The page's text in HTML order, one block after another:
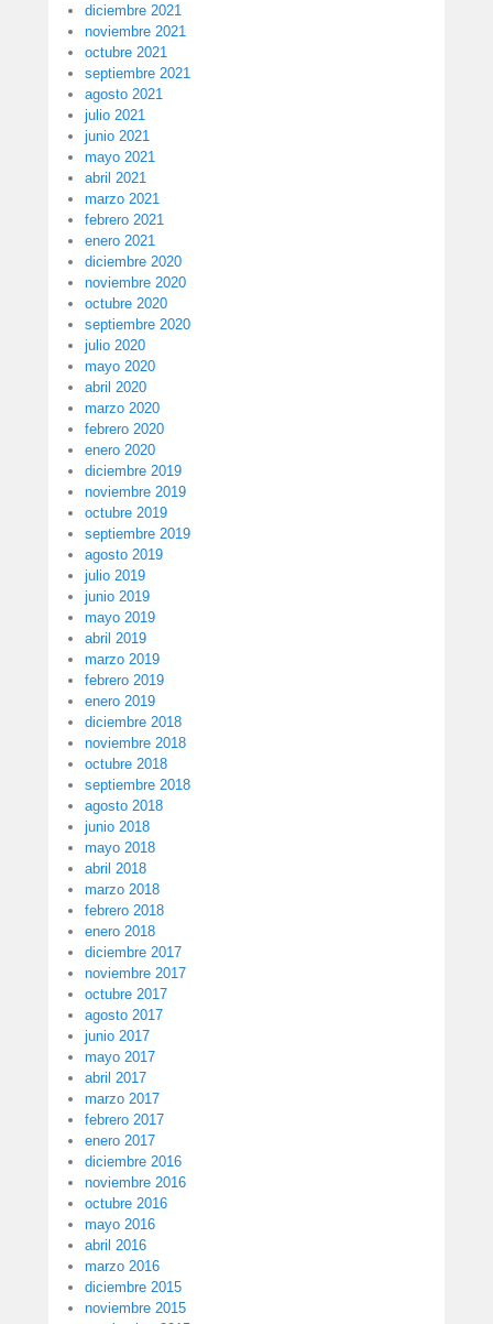
diciembre 2021
noviembre 2021
octubre 2021
septiembre 2021
agosto 2021
julio 2021
junio 2021
mayo 2021
abril 2021
marzo 2021
febrero 2021
enero 2021
diciembre 2020
noviembre 2020
octubre 2020
septiembre 2020
julio 2020
mayo 2020
abril 2020
marzo 2020
febrero 2020
enero 2020
diciembre 2019
noviembre 2019
octubre 2019
septiembre 2019
agosto 2019
julio 2019
junio 2019
mayo 2019
abril 2019
marzo 2019
febrero 2019
enero 2019
diciembre 2018
noviembre 2018
octubre 2018
septiembre 2018
agosto 2018
junio 2018
mayo 2018
abril 2018
marzo 2018
febrero 2018
enero 2018
diciembre 2017
noviembre 2017
octubre 2017
agosto 2017
junio 2017
mayo 2017
abril 2017
marzo 2017
febrero 2017
enero 2017
diciembre 2016
noviembre 2016
octubre 2016
mayo 2016
abril 2016
marzo 2016
diciembre 2015
noviembre 2015